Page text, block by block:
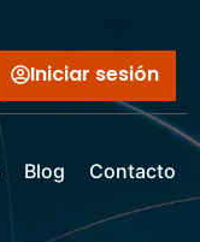
Iniciar sesión
Blog Contacto